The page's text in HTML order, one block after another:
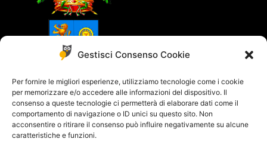
Gestisci Consenso Cookie
Per fornire le migliori esperienze, utilizziamo tecnologie come i cookie
per memorizzare e/o accedere alle informazioni del dispositivo. Il
consenso a queste tecnologie ci permetterà di elaborare dati come il
comportamento di navigazione o ID unici su questo sito. Non
acconsentire o ritirare il consenso può influire negativamente su alcune
caratteristiche e funzioni.